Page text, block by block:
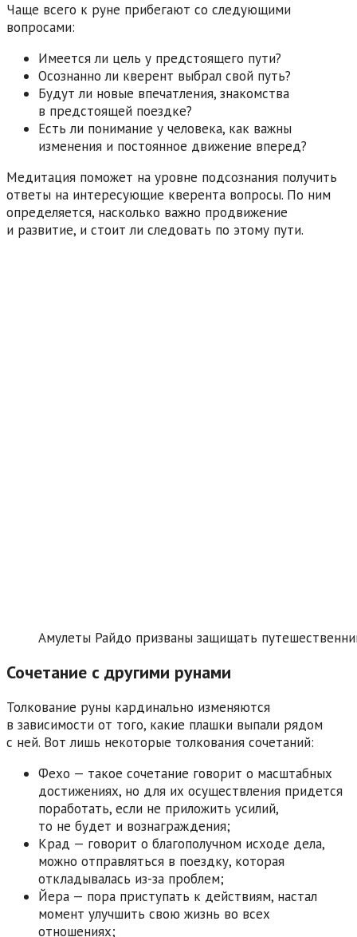
Чаще всего к руне прибегают со следующими
вопросами:
Имеется ли цель у предстоящего пути?
Осознанно ли кверент выбрал свой путь?
Будут ли новые впечатления, знакомства
в предстоящей поездке?
Есть ли понимание у человека, как важны
изменения и постоянное движение вперед?
Медитация поможет на уровне подсознания получить
ответы на интересующие кверента вопросы. По ним
определяется, насколько важно продвижение
и развитие, и стоит ли следовать по этому пути.
Амулеты Райдо призваны защищать
Сочетание с другими рунами
Толкование руны кардинально изменяются
в зависимости от того, какие плашки выпали рядом
с ней. Вот лишь некоторые толкования сочетаний:
Фехо — такое сочетание говорит о масштабных
достижениях, но для их осуществления придется
поработать, если не приложить усилий,
то не будет и вознаграждения;
Крад — говорит о благополучном исходе дела,
можно отправляться в поездку, которая
откладывалась из-за проблем;
Йера — пора приступать к действиям, настал
момент улучшить свою жизнь во всех
отношениях;